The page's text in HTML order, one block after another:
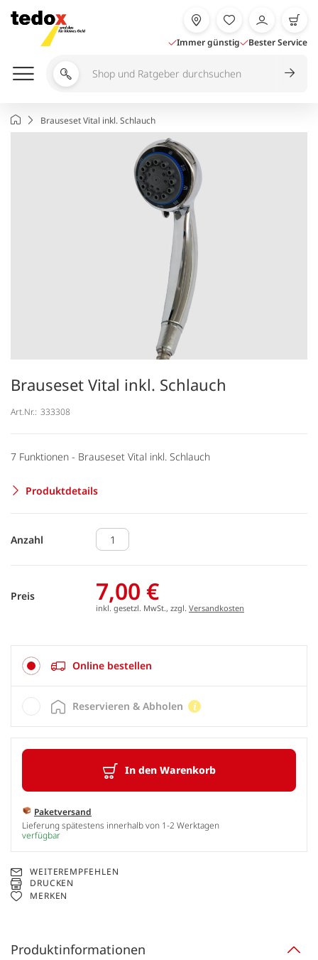
Inhalt
springen
Immer günstig Bester Service
Shop
durchsuchen
StartseiteBrauseset Vital inkl. Schlauch
Brauseset Vital inkl. Schlauch
Art.Nr.: 333308
7 Funktionen - Brauseset Vital inkl. Schlauch
Produktdetails
Anzahl
Preis 7,00 €
inkl. gesetzl. MwSt., zzgl. Versandkosten
Online bestellen
In den Warenkorb
Paketversand
Lieferung spätestens innerhalb von 1-2 Werktagen
verfügbar
Reservieren & Abholen
WEITEREMPFEHLEN
DRUCKEN
MERKEN
Produktinformationen